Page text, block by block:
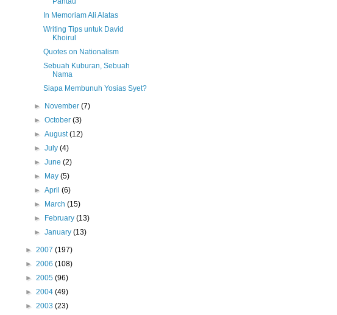
In Memoriam Ali Alatas
Writing Tips untuk David
Khoirul
Quotes on Nationalism
Sebuah Kuburan, Sebuah
Nama
Siapa Membunuh Yosias Syet?
► November(7)
►October(3)
►August(12)
►July(4)
►June(2)
►
May(5)
►April(6)
►
March(15)
►
February(13)
►January(13)
► 2007 (197)
► 2006 (108)
► 2005 (96)
► 2004 (49)
► 2003 (23)